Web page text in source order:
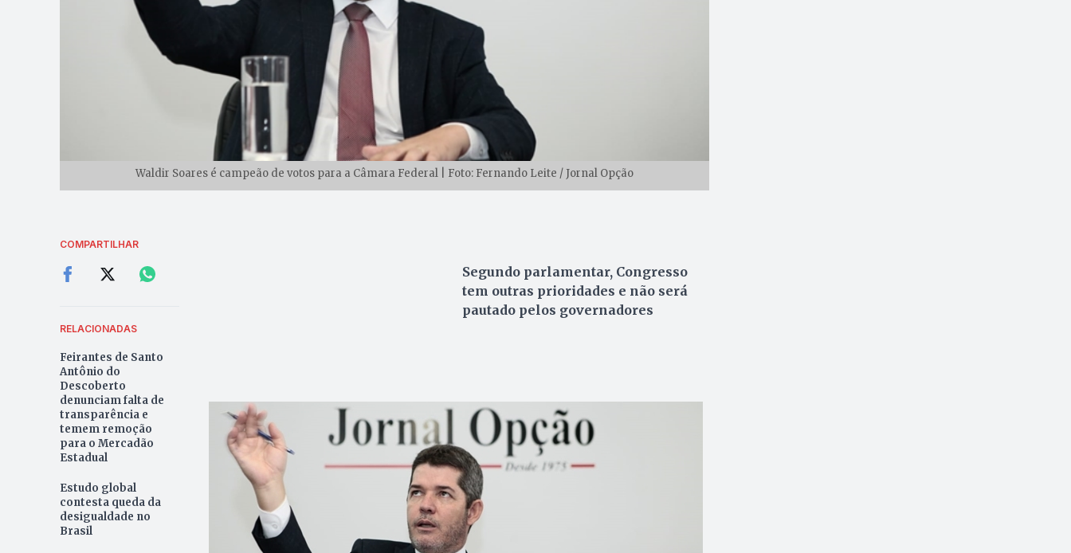
Waldir Soares é campeão de votos para a Câmara Federal | Foto: Fernando Leite / Jornal Opção
COMPARTILHAR
RELACIONADAS
Feirantes de Santo
Antônio do
Descoberto
denunciam falta de
transparência e
temem remoção
para o Mercadão
Estadual
Estudo global
contesta queda da
desigualdade no
Brasil
Segundo parlamentar, Congresso
tem outras prioridades e não será
pautado pelos governadores